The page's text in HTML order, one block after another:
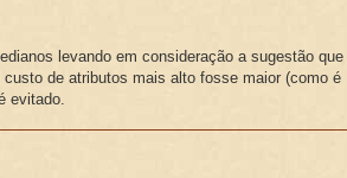
levando em consideração a sugestão que
de atributos mais alto fosse maior (como é
evitado.